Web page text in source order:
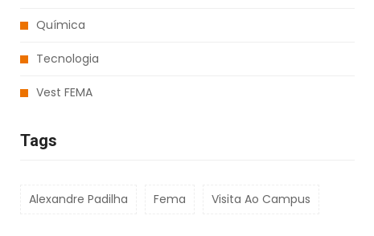
Química
Tecnologia
Vest FEMA
Tags
Alexandre Padilha Fema Visita Ao Campus